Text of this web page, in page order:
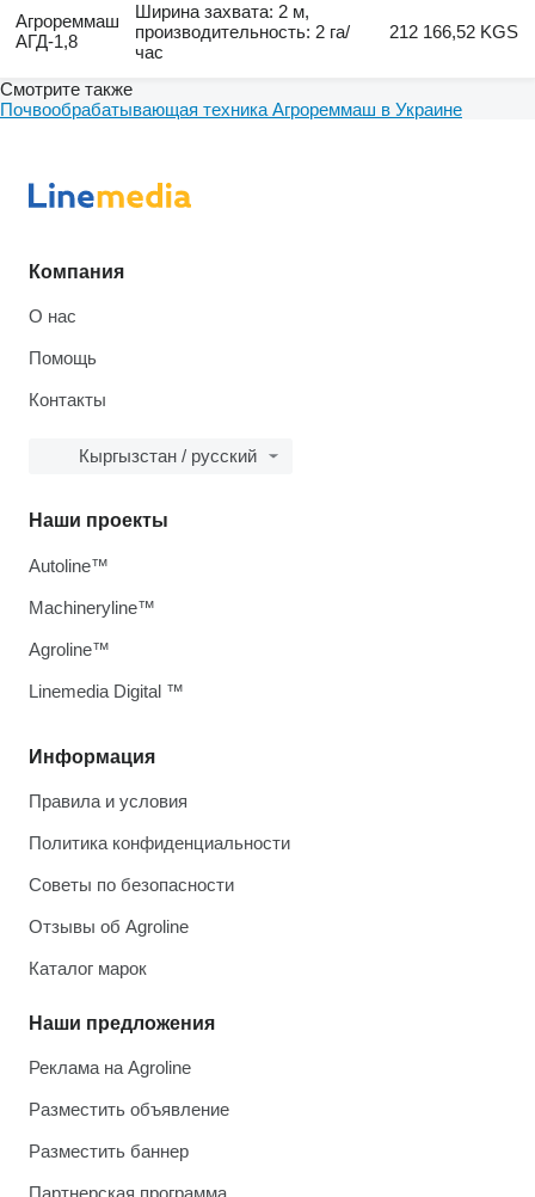
Агрореммаш
АГД-1,8
Ширина захвата: 2 м,
производительность: 2 га/
час
212 166,52 KGS
Смотрите также
Почвообрабатывающая техника Агрореммаш в Украине
Компания
О нас
Помощь
Контакты
Кыргызстан / русский
Информация
Правила и условия
Политика конфиденциальности
Советы по безопасности
Отзывы об Agroline
Каталог марок
Наши предложения
Реклама на Agroline
Разместить объявление
Разместить баннер
Наши проекты
Autoline™
Machineryline™
Agroline™
Linemedia Digital ™